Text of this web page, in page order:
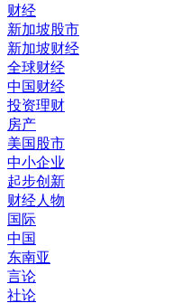
财经
新加坡股市
新加坡财经
全球财经
中国财经
投资理财
房产
美国股市
中小企业
起步创新
财经人物
国际
中国
东南亚
言论
社论